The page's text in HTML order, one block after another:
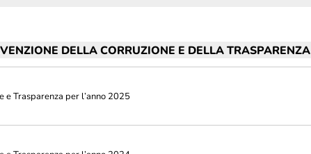
DELLA CORRUZIONE E DELLA TRASPARENZA
e Trasparenza per l’anno 2025